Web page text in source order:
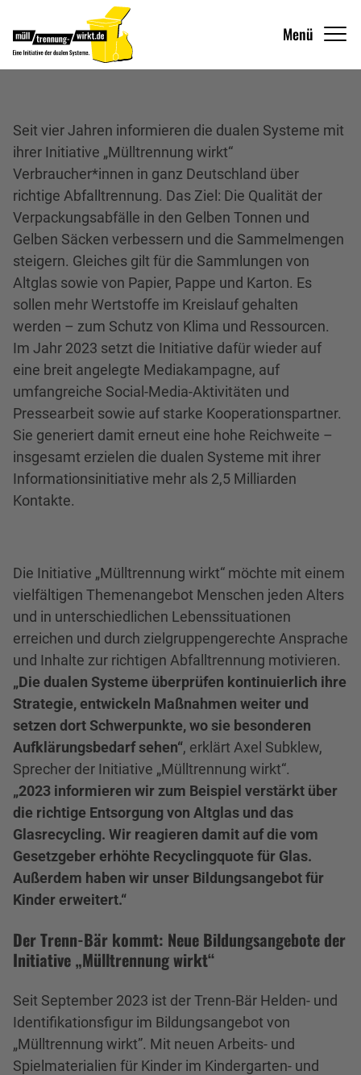
Seit vier Jahren informieren die dualen Systeme mit
ihrer Initiative „Mülltrennung wirkt“
Verbraucher*innen in ganz Deutschland über
richtige Abfalltrennung. Das Ziel: Die Qualität der
Verpackungsabfälle in den Gelben Tonnen und
Gelben Säcken verbessern und die Sammelmengen
steigern. Gleiches gilt für die Sammlungen von
Altglas sowie von Papier, Pappe und Karton. Es
sollen mehr Wertstoffe im Kreislauf gehalten
werden – zum Schutz von Klima und Ressourcen.
Im Jahr 2023 setzt die Initiative dafür wieder auf
eine breit angelegte Mediakampagne, auf
umfangreiche Social-Media-Aktivitäten und
Pressearbeit sowie auf starke Kooperationspartner.
Sie generiert damit erneut eine hohe Reichweite –
insgesamt erzielen die dualen Systeme mit ihrer
Informationsinitiative mehr als 2,5 Milliarden
Kontakte.
Die Initiative „Mülltrennung wirkt“ möchte mit einem
vielfältigen Themenangebot Menschen jeden Alters
und in unterschiedlichen Lebenssituationen
erreichen und durch zielgruppengerechte Ansprache
und Inhalte zur richtigen Abfalltrennung motivieren.
„Die dualen Systeme überprüfen kontinuierlich ihre
Strategie, entwickeln Maßnahmen weiter und
setzen dort Schwerpunkte, wo sie besonderen
Aufklärungsbedarf sehen“, erklärt Axel Subklew,
Sprecher der Initiative „Mülltrennung wirkt“.
„2023 informieren wir zum Beispiel verstärkt über
die richtige Entsorgung von Altglas und das
Glasrecycling. Wir reagieren damit auf die vom
Gesetzgeber erhöhte Recyclingquote für Glas.
Außerdem haben wir unser Bildungsangebot für
Kinder erweitert.“
Der Trenn-Bär kommt: Neue Bildungsangebote der
Initiative „Mülltrennung wirkt“
Seit September 2023 ist der Trenn-Bär Helden- und
Identifikationsfigur im Bildungsangebot von
„Mülltrennung wirkt”. Mit neuen Arbeits- und
Spielmaterialien für Kinder im Kindergarten- und